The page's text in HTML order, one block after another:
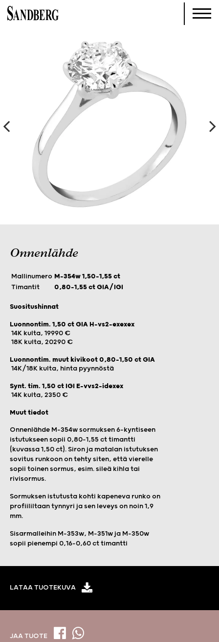
Onnenlähde
Mallinumero M-354w 1,50-1,55 ct
Timantit
0,80-1,55 ct GIA/IGI
Suositushinnat
Luonnontim. 1,50 ct GIA H-vs2-exexex
14K kulta, 19990 €
18K kulta, 20290 €
Luonnontim. muut kivikoot 0,80-1,50 ct GIA
14K/18K kulta, hinta pyynnöstä
Synt. tim. 1,50 ct IGI E-vvs2-idexex
14K kulta, 2350 €
Muut tiedot
Onnenlähde M-354w sormuksen 6-kyntiseen
istutukseen sopii 0,80-1,55 ct timantti
(kuvassa 1,50 ct). Siron ja matalan istutuksen
sovitus runkoon on tehty siten, että vierelle
sopii toinen sormus, esim. sileä kihla tai
rivisormus.
Sormuksen istutusta kohti kapeneva runko on
profiililtaan tynnyri ja sen leveys on noin 1,9
mm.
Sisarmalleihin M-353w, M-351w ja M-350w
sopii pienempi 0,16-0,60 ct timantti
LATAA TUOTEKUVA
JAA TUOTE